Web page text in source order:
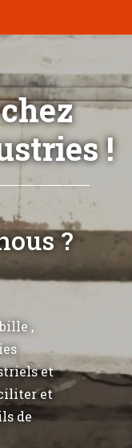
!
?
,
et
et
de